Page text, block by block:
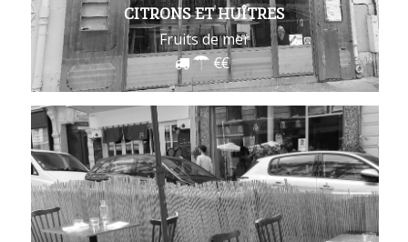
CITRONS ET HUÎTRES
Fruits de mer